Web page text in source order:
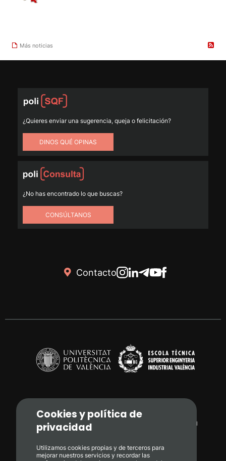
Cookies y política de
privacidad
Utilizamos cookies propias y de terceros para
mejorar nuestros servicios y recordar las
Más noticias
¿Quieres enviar una sugerencia, queja o felicitación?
DINOS QUÉ OPINAS
¿No has encontrado lo que buscas?
CONSÚLTANOS
Contacto
Camí de Vera, s/n. 46022 - València
+34 96 387 71 70